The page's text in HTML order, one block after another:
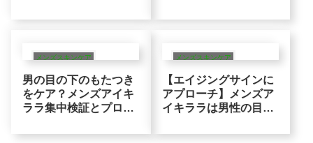
み」にどう働く？
る医薬部外品の実力
メンズスキンケア
男の目の下のもたつき
をケア？メンズアイキ
ララ集中検証とプロが
メンズスキンケア
【エイジングサインに
アプローチ】メンズア
イキララは男性の目の
が教える「ハリ」の秘